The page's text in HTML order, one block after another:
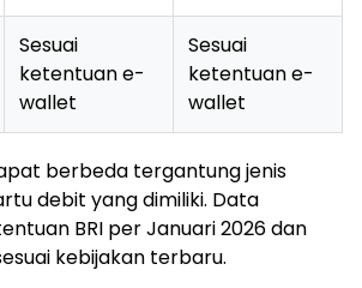
Sesuai
ketentuan e-
wallet
Sesuai
ketentuan e-
wallet
berbeda tergantung jenis
debit yang dimiliki. Data
BRI per Januari 2026 dan
kebijakan terbaru.